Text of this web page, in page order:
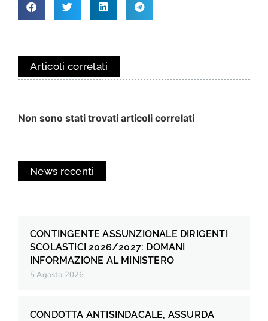
Articoli correlati
Non sono stati trovati articoli correlati
News recenti
CONTINGENTE ASSUNZIONALE DIRIGENTI
SCOLASTICI 2026/2027: DOMANI
INFORMAZIONE AL MINISTERO
5 Agosto 2026
CONDOTTA ANTISINDACALE, ASSURDA